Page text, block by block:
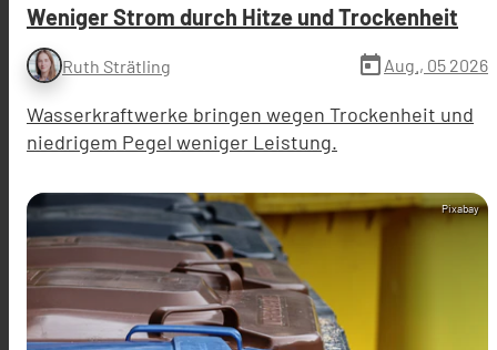
Weniger Strom durch Hitze und Trockenheit
Ruth Strätling today Aug., 05 2026
Wasserkraftwerke bringen wegen Trockenheit und
niedrigem Pegel weniger Leistung.
Pixabay